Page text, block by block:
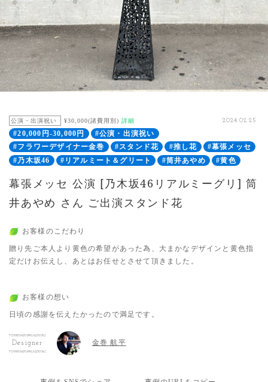
公演・出演祝い ¥30,000(諸費用別) 詳細 2024.02.25
#20,000円-30,000円
#公演・出演祝い
#フラワーデザイナー金巻
#スタンド花 #推し花
#幕張メッセ
#乃木坂46
#リアルミート＆グリート #筒井あやめ #黄色
幕張メッセ 公演 [乃木坂46リアルミーグリ] 筒
井あやめ さん ご出演スタンド花
お客様のこだわり
贈り先ご本人より黄色の希望があった為、大まかなデザインと黄色指
定だけお伝えし、あとはお任せとさせて頂きました。
お客様の想い
日頃の感謝を伝えたかったので満足です。
Designer 金巻 航平